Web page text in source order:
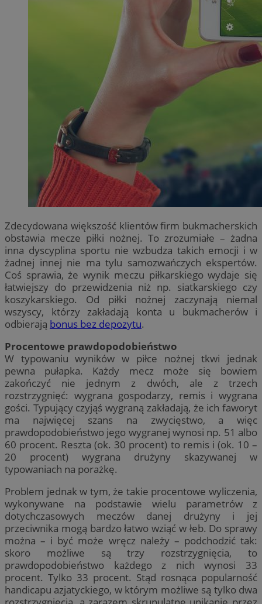
Zdecydowana większość klientów firm bukmacherskich
obstawia mecze piłki nożnej. To zrozumiałe – żadna
inna dyscyplina sportu nie wzbudza takich emocji i w
żadnej innej nie ma tylu samozwańczych ekspertów.
Coś sprawia, że wynik meczu piłkarskiego wydaje się
łatwiejszy do przewidzenia niż np. siatkarskiego czy
koszykarskiego. Od piłki nożnej zaczynają niemal
wszyscy, którzy zakładają konta u bukmacherów i
odbierają bonus bez depozytu.
Procentowe prawdopodobieństwo
W typowaniu wyników w piłce nożnej tkwi jednak
pewna pułapka. Każdy mecz może się bowiem
zakończyć nie jednym z dwóch, ale z trzech
rozstrzygnięć: wygrana gospodarzy, remis i wygrana
gości. Typujący czyjąś wygraną zakładają, że ich faworyt
ma najwięcej szans na zwycięstwo, a więc
prawdopodobieństwo jego wygranej wynosi np. 51 albo
60 procent. Reszta (ok. 30 procent) to remis i (ok. 10 –
20 procent) wygrana drużyny skazywanej w
typowaniach na porażkę.
Problem jednak w tym, że takie procentowe wyliczenia,
wykonywane na podstawie wielu parametrów z
dotychczasowych meczów danej drużyny i jej
przeciwnika mogą bardzo łatwo wziąć w łeb. Do sprawy
można – i być może wręcz należy – podchodzić tak:
skoro możliwe są trzy rozstrzygnięcia, to
prawdopodobieństwo każdego z nich wynosi 33
procent. Tylko 33 procent. Stąd rosnąca popularność
handicapu azjatyckiego, w którym możliwe są tylko dwa